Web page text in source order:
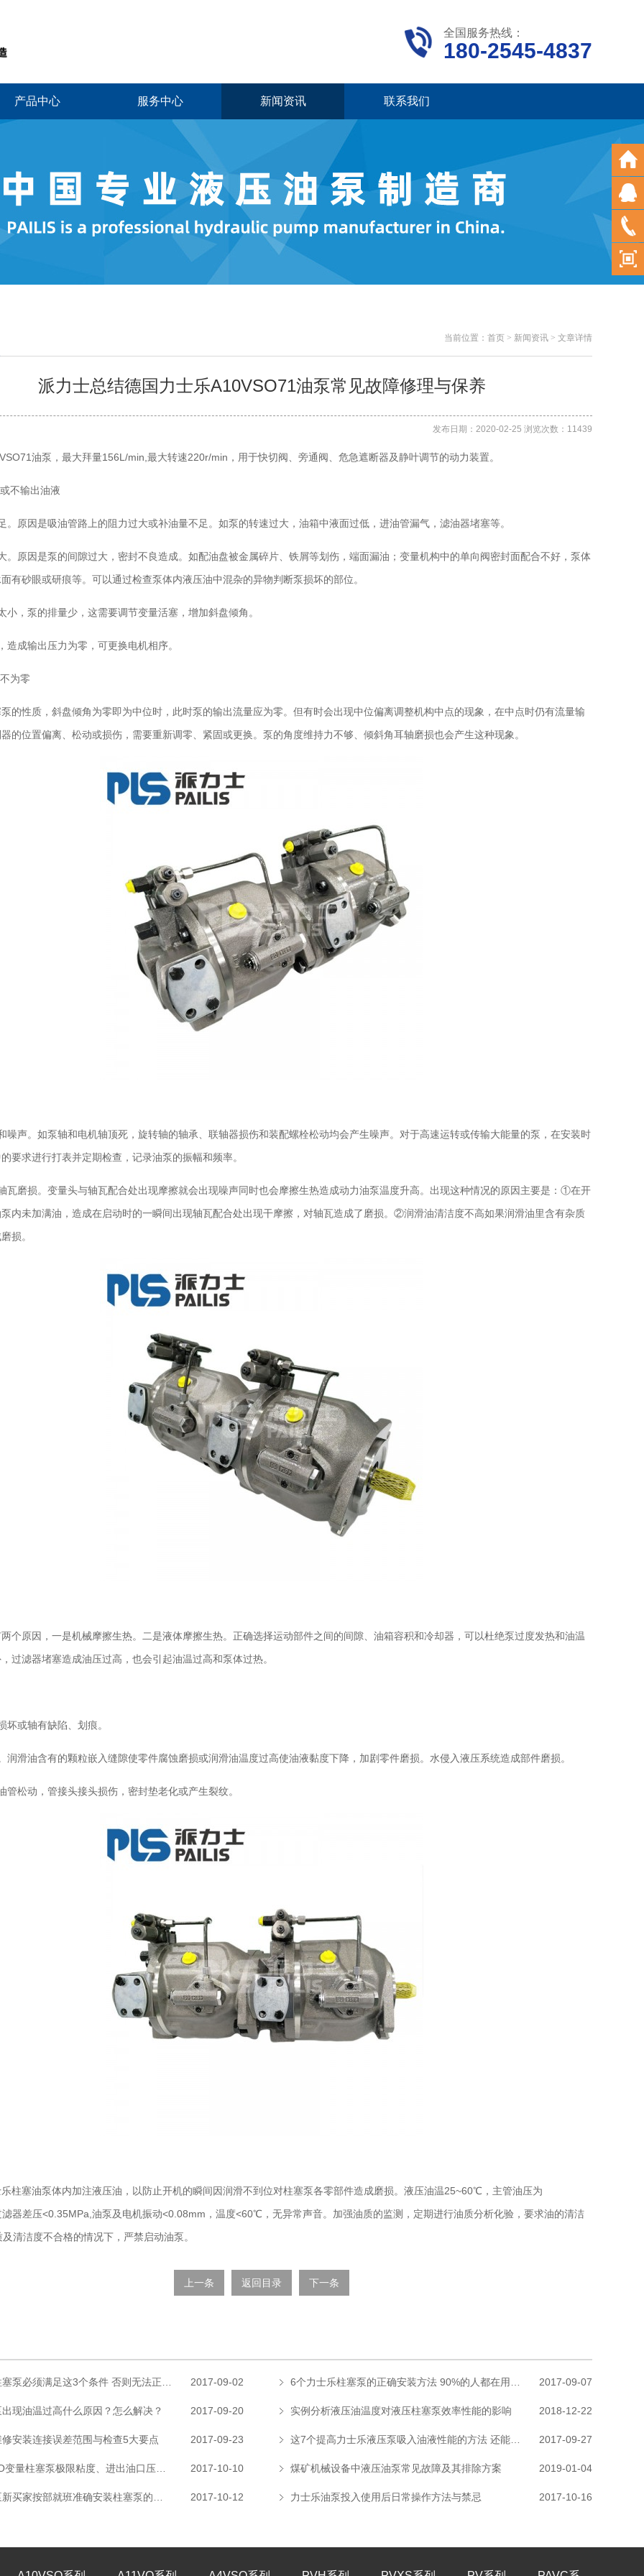
全国服务热线：
180-2545-4837
产品中心 服务中心 新闻资讯 联系我们
当前位置： 首页 > 新闻资讯 > 文章详情
派力士总结德国力士乐A10VSO71油泵常见故障修理与保养
发布日期：2020-02-25 浏览次数：11439
油泵，最大拜量156L/min,最大转速220r/min，用于快切阀、旁通阀、危急遮断器及静叶调节的动力装置。
不输出油液
。原因是吸油管路上的阻力过大或补油量不足。如泵的转速过大，油箱中液面过低，进油管漏气，滤油器堵塞等。
。原因是泵的间隙过大，密封不良造成。如配油盘被金属碎片、铁屑等划伤，端面漏油；变量机构中的单向阀密封面配合不好，泵体
有砂眼或研痕等。可以通过检查泵体内液压油中混杂的异物判断泵损坏的部位。
小，泵的排量少，这需要调节变量活塞，增加斜盘倾角。
造成输出压力为零，可更换电机相序。
为零
的性质，斜盘倾角为零即为中位时，此时泵的输出流量应为零。但有时会出现中位偏离调整机构中点的现象，在中点时仍有流量输
的位置偏离、松动或损伤，需要重新调零、紧固或更换。泵的角度维持力不够、倾斜角耳轴磨损也会产生这种现象。
噪声。如泵轴和电机轴顶死，旋转轴的轴承、联轴器损伤和装配螺栓松动均会产生噪声。对于高速运转或传输大能量的泵，在安装时
要求进行打表并定期检查，记录油泵的振幅和频率。
瓦磨损。变量头与轴瓦配合处出现摩擦就会出现噪声同时也会摩擦生热造成动力油泵温度升高。出现这种情况的原因主要是：①在开
内未加满油，造成在启动时的一瞬间出现轴瓦配合处出现干摩擦，对轴瓦造成了磨损。②润滑油清洁度不高如果润滑油里含有杂质
损。
个原因，一是机械摩擦生热。二是液体摩擦生热。正确选择运动部件之间的间隙、油箱容积和冷却器，可以杜绝泵过度发热和油温
过滤器堵塞造成油压过高，也会引起油温过高和泵体过热。
坏或轴有缺陷、划痕。
润滑油含有的颗粒嵌入缝隙使零件腐蚀磨损或润滑油温度过高使油液黏度下降，加剧零件磨损。水侵入液压系统造成部件磨损。
管松动，管接头接头损伤，密封垫老化或产生裂纹。
柱塞油泵体内加注液压油，以防止开机的瞬间因润滑不到位对柱塞泵各零部件造成磨损。液压油温25~60℃，主管油压为
器差压<0.35MPa,油泵及电机振动<0.08mm，温度<60℃，无异常声音。加强油质的监测，定期进行油质分析化验，要求油的清洁
清洁度不合格的情况下，严禁启动油泵。
上一条 返回目录 下一条
2017-09-02 2017-09-07
2017-09-20
现油温过高什么原因？怎么解决？ 2018-12-22
实例分析液压油温度对液压柱塞泵效率性能的影响
2017-09-23
安装连接误差范围与检查5大要点 2017-09-27
2017-10-10 2019-01-04
煤矿机械设备中液压油泵常见故障及其排除方案
2017-10-12 2017-10-16
力士乐油泵投入使用后日常操作方法与禁忌